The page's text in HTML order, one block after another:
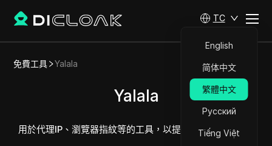
TC
English
简体中文
繁體中文
Русский
Tiếng Việt
免費工具 Yalala
Yalala
用於代理IP、瀏覽器指紋等的工具，以提升您的數位安全性